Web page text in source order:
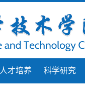
人才培养 科学研究